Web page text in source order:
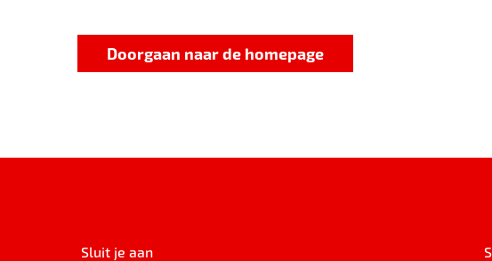
Doorgaan naar de homepage
Sluit je aan